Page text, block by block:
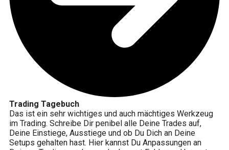
Trading Tagebuch
Das ist ein sehr wichtiges und auch mächtiges Werkzeug
im Trading. Schreibe Dir penibel alle Deine Trades auf,
Deine Einstiege, Ausstiege und ob Du Dich an Deine
Setups gehalten hast. Hier kannst Du Anpassungen an